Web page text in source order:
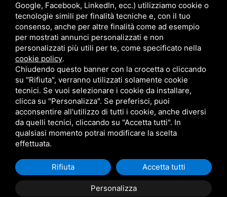
RADIO SOUND SNCVIALE PAPA GIOVANNI XXIII, 39, 44021 CODIGORO FE
D.L. 34/2019 EROG. PUBBLICHE
PRIVACY•SITEMAP• QUESTO SITO È PROTETTO DA GOOGLE RECAPTCHA
V3,PRIVACY POLICYETERMS OF SERVICEDI GOOGLE.
Google, Facebook, LinkedIn, ecc.) utilizziamo cookie o
tecnologie simili per finalità tecniche e, con il tuo
consenso, anche per altre finalità come ad esempio
per mostrati annunci personalizzati e non
personalizzati più utili per te, come specificato nella
cookie policy.
Chiudendo questo banner con la crocetta o cliccando
su "Rifiuta", verranno utilizzati solamente cookie
tecnici. Se vuoi selezionare i cookie da installare,
clicca su "Personalizza". Se preferisci, puoi
acconsentire all'utilizzo di tutti i cookie, anche diversi
da quelli tecnici, cliccando su "Accetta tutti". In
qualsiasi momento potrai modificare la scelta
effettuata.
Personalizza
Rifiuta Accetta tutti